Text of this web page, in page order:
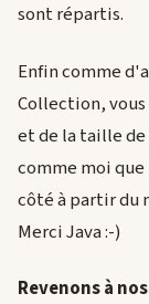
sont répartis.
Enfin comme
Collection,
et de la taille de
comme moi
côté à partir du
Merci Java :-)
Revenons à